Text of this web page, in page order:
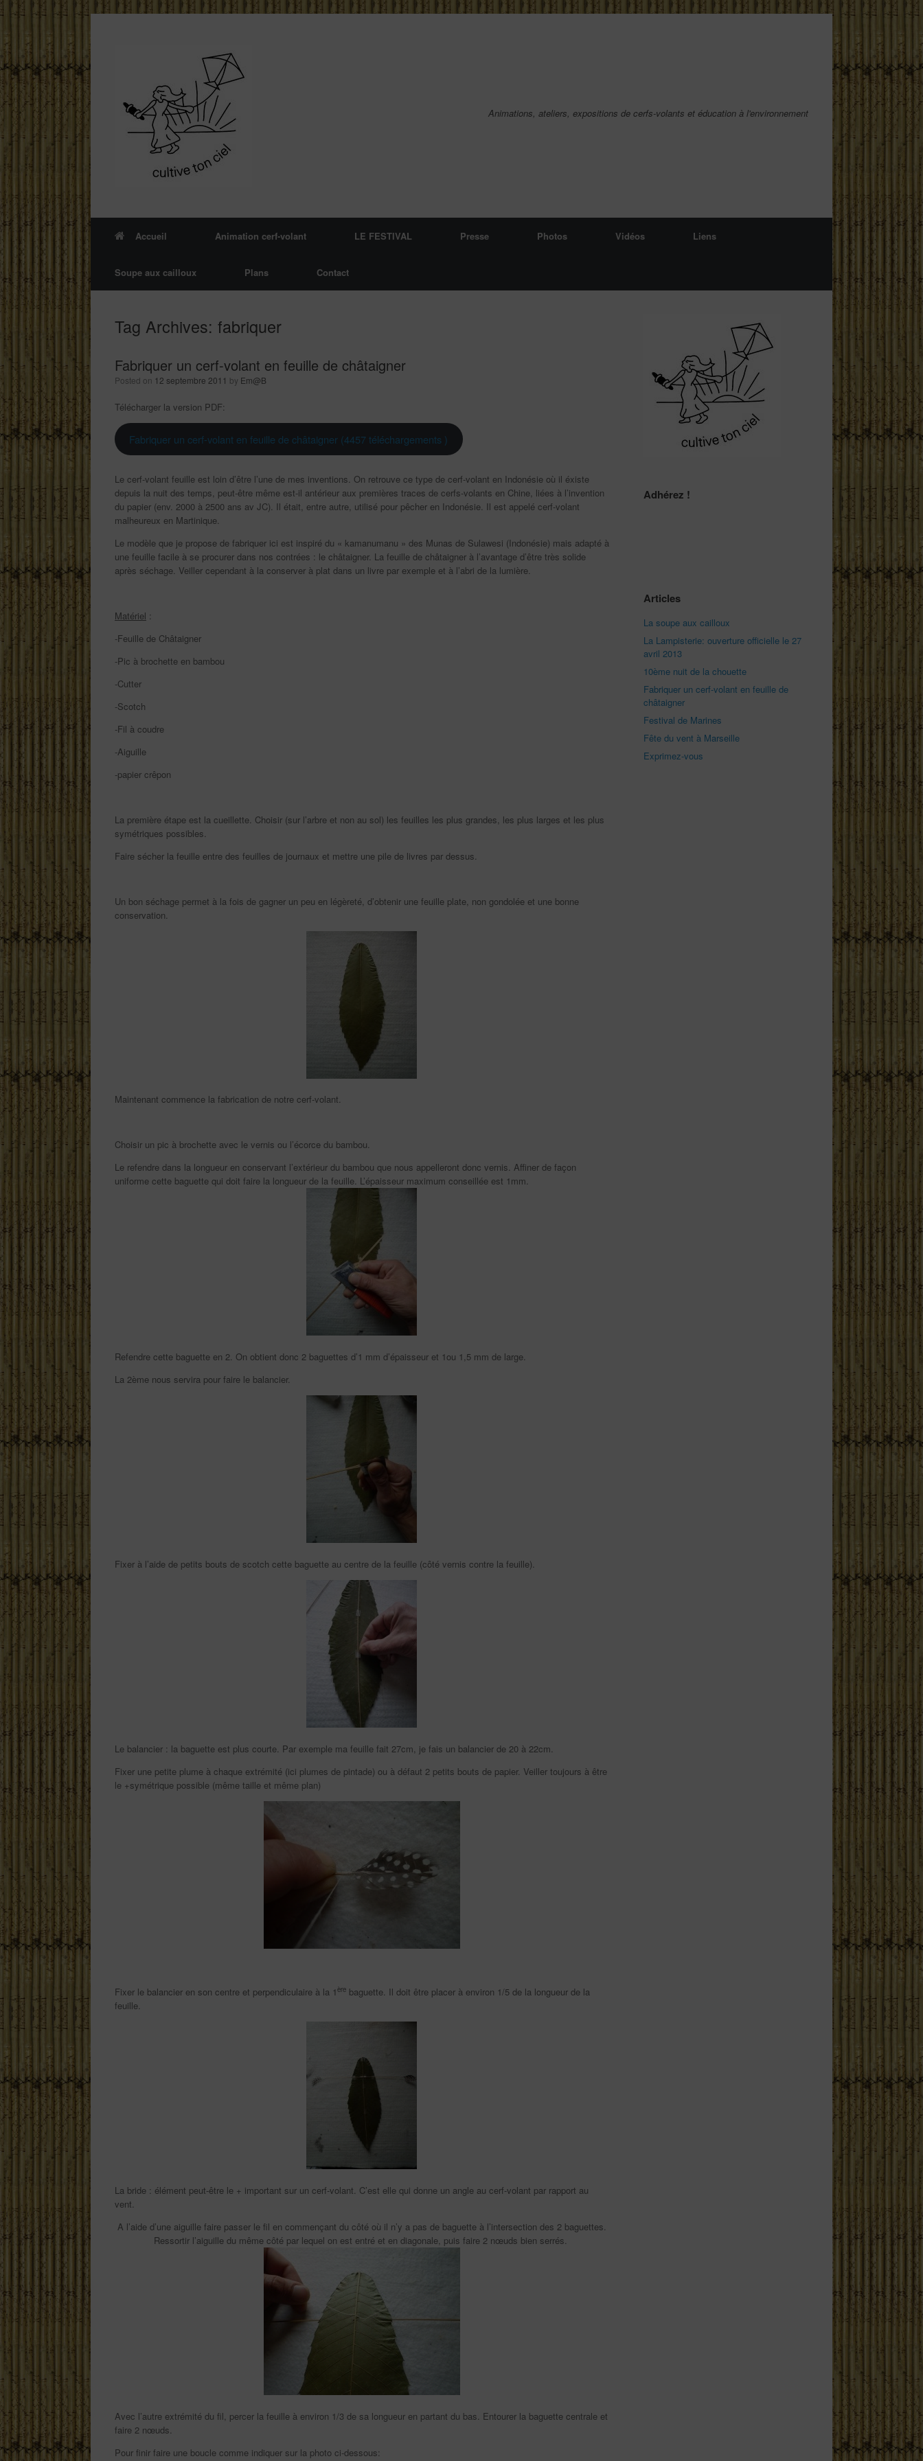
content
Animations, ateliers, expositions de cerfs-volants et éducation à l'environnement
Accueil Animation cerf-volant LE FESTIVAL Presse Photos Vidéos Liens
Soupe aux cailloux Plans Contact
Tag Archives: fabriquer
Fabriquer un cerf-volant en feuille de châtaigner
Posted on 12 septembre 2011 by Em@B
Télécharger la version PDF:
Fabriquer un cerf-volant en feuille de châtaigner (4457 téléchargements )
Le cerf-volant feuille est loin d’être l’une de mes inventions. On retrouve ce type de cerf-volant en Indonésie où il éxiste
depuis la nuit des temps, peut-être même est-il antérieur aux premières traces de cerfs-volants en Chine, liées à l’invention
du papier (env. 2000 à 2500 ans av JC). Il était, entre autre, utilisé pour pêcher en Indonésie. Il est appelé cerf-volant
malheureux en Martinique.
Le modèle que je propose de fabriquer ici est inspiré du « kamanumanu » des Munas de Sulawesi (Indonésie) mais adapté à
une feuille facile à se procurer dans nos contrées : le châtaigner. La feuille de châtaigner à l’avantage d’être très solide
après séchage. Veiller cependant à la conserver à plat dans un livre par exemple et à l’abri de la lumière.
Matériel :
-Feuille de Châtaigner
-Pic à brochette en bambou
-Cutter
-Scotch
-Fil à coudre
-Aiguille
-papier crêpon
La première étape est la cueillette. Choisir (sur l’arbre et non au sol) les feuilles les plus grandes, les plus larges et les plus
symétriques possibles.
Faire sécher la feuille entre des feuilles de journaux et mettre une pile de livres par dessus.
Un bon séchage permet à la fois de gagner un peu en légèreté, d’obtenir une feuille plate, non gondolée et une bonne
conservation.
Maintenant commence la fabrication de notre cerf-volant.
Choisir un pic à brochette avec le vernis ou l’écorce du bambou.
Le refendre dans la longueur en conservant l’extérieur du bambou que nous appelleront donc vernis. Affiner de façon
uniforme cette baguette qui doit faire la longueur de la feuille. L’épaisseur maximum conseillée est 1mm.
Refendre cette baguette en 2. On obtient donc 2 baguettes d’1 mm d’épaisseur et 1ou 1,5 mm de large.
La 2ème nous servira pour faire le balancier.
Fixer à l’aide de petits bouts de scotch cette baguette au centre de la feuille (côté vernis contre la feuille).
Le balancier : la baguette est plus courte. Par exemple ma feuille fait 27cm, je fais un balancier de 20 à 22cm.
Fixer une petite plume à chaque extrémité (ici plumes de pintade) ou à défaut 2 petits bouts de papier. Veiller toujours à être
le +symétrique possible (même taille et même plan)
Fixer le balancier en son centre et perpendiculaire à la 1 ère baguette. Il doit être placer à environ 1/5 de la longueur de la
feuille.
La bride : élément peut-être le + important sur un cerf-volant. C’est elle qui donne un angle au cerf-volant par rapport au
vent.
A l’aide d’une aiguille faire passer le fil en commençant du côté où il n’y a pas de baguette à l’intersection des 2 baguettes.
Ressortir l’aiguille du même côté par lequel on est entré et en diagonale, puis faire 2 nœuds bien serrés.
Avec l’autre extrémité du fil, percer la feuille à environ 1/3 de sa longueur en partant du bas. Entourer la baguette centrale et
faire 2 nœuds.
Pour finir faire une boucle comme indiquer sur la photo ci-dessous:
Adhérez !
Articles
La soupe aux cailloux
La Lampisterie: ouverture officielle le 27
avril 2013
10ème nuit de la chouette
Fabriquer un cerf-volant en feuille de
châtaigner
Festival de Marines
Fête du vent à Marseille
Exprimez-vous